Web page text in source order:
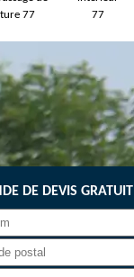
77
77
DE DEVIS GRATUIT